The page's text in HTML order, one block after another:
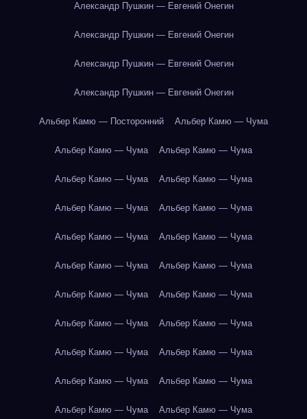
Александр Пушкин — Евгений Онегин
Александр Пушкин — Евгений Онегин
Александр Пушкин — Евгений Онегин
Александр Пушкин — Евгений Онегин
Альбер Камю — Посторонний Альбер Камю — Чума
Альбер Камю — Чума Альбер Камю — Чума
Альбер Камю — Чума Альбер Камю — Чума
Альбер Камю — Чума Альбер Камю — Чума
Альбер Камю — Чума Альбер Камю — Чума
Альбер Камю — Чума Альбер Камю — Чума
Альбер Камю — Чума Альбер Камю — Чума
Альбер Камю — Чума Альбер Камю — Чума
Альбер Камю — Чума Альбер Камю — Чума
Альбер Камю — Чума Альбер Камю — Чума
Альбер Камю — Чума Альбер Камю — Чума